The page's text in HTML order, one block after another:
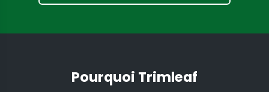
Pourquoi Trimleaf